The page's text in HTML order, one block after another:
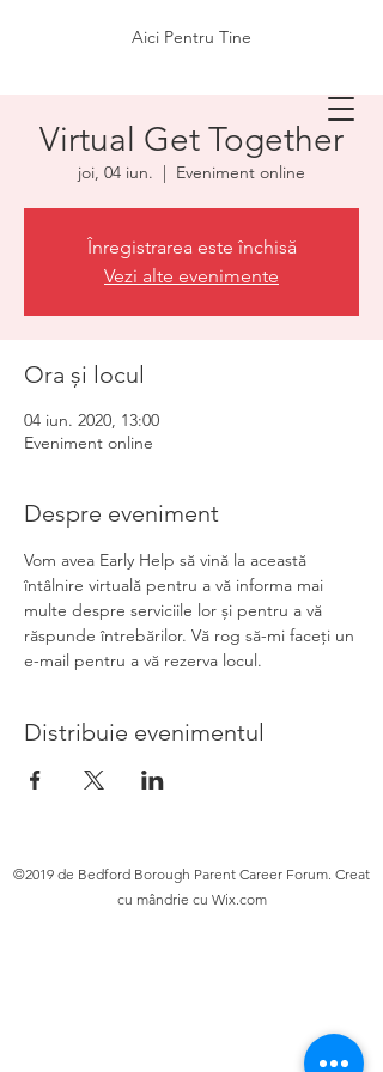
Aici Pentru Tine
Virtual Get Together
joi, 04 iun.
  |
Eveniment online
Înregistrarea este închisă
Vezi alte evenimente
Ora și locul
04 iun. 2020, 13:00
Eveniment online
Despre eveniment
Vom avea Early Help să vină la această
întâlnire virtuală pentru a vă informa mai
multe despre serviciile lor și pentru a vă
răspunde întrebărilor. Vă rog să-mi faceți un
e-mail pentru a vă rezerva locul.
Distribuie evenimentul
©2019 de Bedford Borough Parent Career Forum. Creat
cu mândrie cu Wix.com